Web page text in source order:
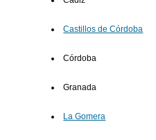
Castillos de Córdoba
Córdoba
Granada
La Gomera